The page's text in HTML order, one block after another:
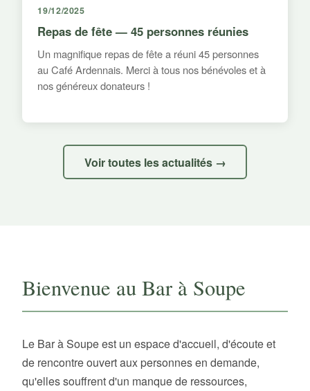
19/12/2025
Repas de fête — 45 personnes réunies
Un magnifique repas de fête a réuni 45 personnes
au Café Ardennais. Merci à tous nos bénévoles et à
nos généreux donateurs !
Voir toutes les actualités →
Bienvenue au Bar à Soupe
Le Bar à Soupe est un espace d'accueil, d'écoute et
de rencontre ouvert aux personnes en demande,
qu'elles souffrent d'un manque de ressources,